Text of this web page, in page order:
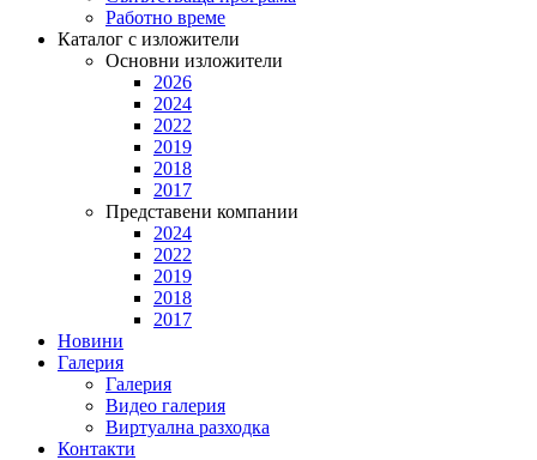
Работно време
Каталог с изложители
Основни изложители
2026
2024
2022
2019
2018
2017
Представени компании
2024
2022
2019
2018
2017
Новини
Галерия
Галерия
Видео галерия
Виртуална разходка
Контакти